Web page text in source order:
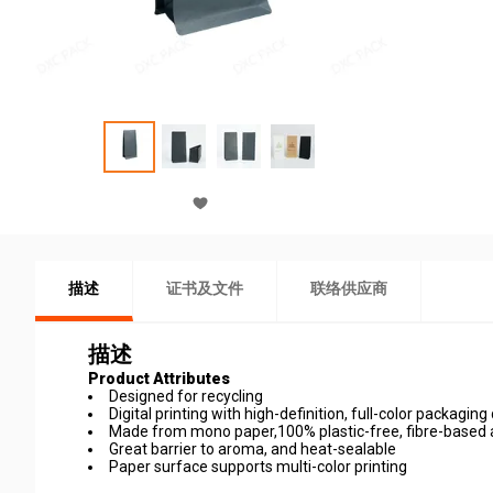
描述 证书及文件 联络供应商
描述
Product Attributes
Designed for recycling
Digital printing with high-definition, full-color packaging
Made from mono paper,100% plastic-free, fibre-based
Great barrier to aroma, and heat-sealable
Paper surface supports multi-color printing